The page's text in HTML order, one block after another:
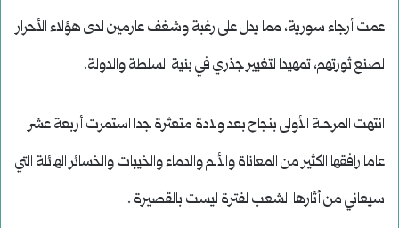
عمت أرجاء سورية، مما يدل على رغبة وشغف عارمين لدى هؤلاء الأحرار
لصنع ثورتهم، تمهيدا لتغيير جذري في بنية السلطة والدولة.
انتهت المرحلة الأولى بنجاح بعد ولادة متعثرة جدا استمرت أربعة عشر
عاما رافقها الكثير من المعاناة والألم والدماء والخيبات والخسائر الهائلة التي
سيعاني من أثارها الشعب لفترة ليست بالقصيرة .